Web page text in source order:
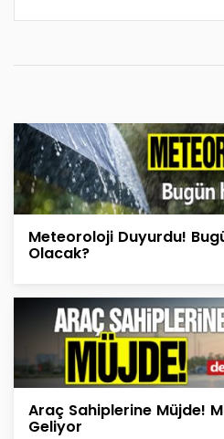
Meteoroloji Duyurdu!
Olacak?
Araç Sahiplerine Müjde!
Geliyor